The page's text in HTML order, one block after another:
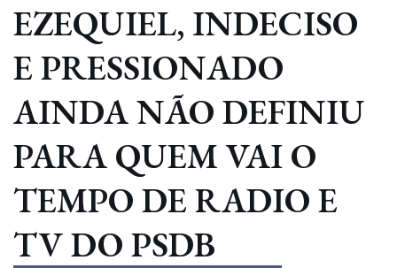
EZEQUIEL, INDECISO
E PRESSIONADO
AINDA NÃO DEFINIU
PARA QUEM VAI O
TEMPO DE RADIO E
TV DO PSDB